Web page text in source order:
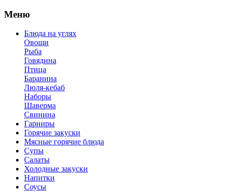
Меню
Блюда на углях
Овощи
Рыба
Говядина
Птица
Баранина
Люля-кебаб
Наборы
Шаверма
Свинина
Гарниры
Горячие закуски
Мясные горячие блюда
Супы
Салаты
Холодные закуски
Напитки
Соусы